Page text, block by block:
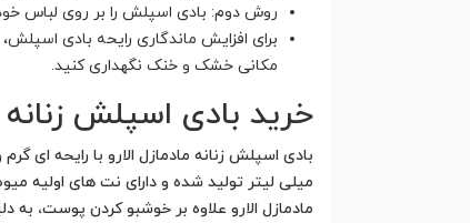
روش دوم: بادی اسپلش را بر روی لباس
برای افزایش ماندگاری رایحه بادی
مکانی خشک و خنک نگهداری کنید.
خرید بادی اسپلش زنانه
میلی لیتر تولید شده و دارای نت های اولیه
مادمازل الارو علاوه بر خوشبو کردن پوست،